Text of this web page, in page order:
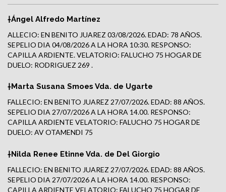
†Ángel Alfredo Martínez
ALLECIO: EN BENITO JUAREZ 03/08/2026. EDAD: 78 AÑOS.
SEPELIO DIA 04/08/2026 A LA HORA 10:30. RESPONSO:
CAPILLA ARDIENTE. VELATORIO: FALUCHO 75 HOGAR DE
DUELO: RODRIGUEZ 269 .
†Marta Susana Smoes Vda. de Ugarte
FALLECIO: EN BENITO JUAREZ 27/07/2026. EDAD: 88 AÑOS.
SEPELIO DIA 27/07/2026 A LA HORA 14.00. RESPONSO:
CAPILLA ARDIENTE VELATORIO: FALUCHO 75 HOGAR DE
DUELO: AV OTAMENDI 75
†Nilda Renee Etinne Vda. de Del Giorgio
FALLECIO: EN BENITO JUAREZ 27/07/2026. EDAD: 88 AÑOS.
SEPELIO DIA 27/07/2026 A LA HORA 14.00. RESPONSO:
CAPILLA ARDIENTE VELATORIO: FALUCHO 75 HOGAR DE